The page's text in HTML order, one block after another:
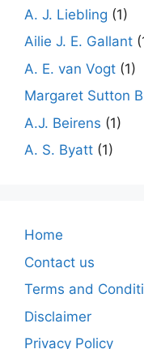
A. J. Liebling (1)
Ailie J. E. Gallant
A. E. van Vogt (1)
Margaret Sutton
A.J. Beirens (1)
A. S. Byatt (1)
Home
Contact us
Terms and
Disclaimer
Privacy Policy